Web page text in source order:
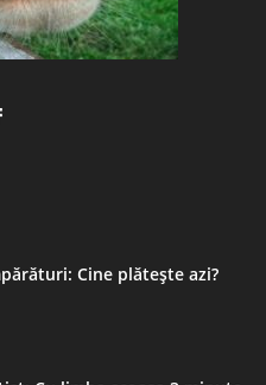
Cine plătește azi?